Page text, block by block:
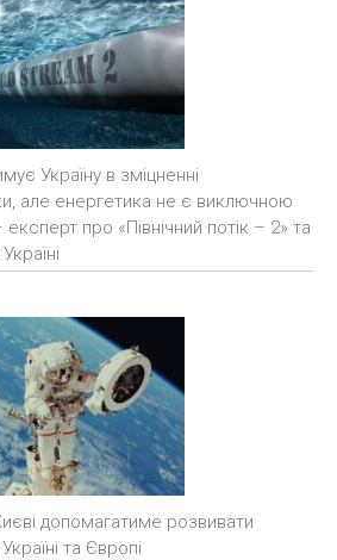
Україну в зміцненні
але енергетика не є виключною
про «Північний потік – 2» та
допомагатиме розвивати
та Європі